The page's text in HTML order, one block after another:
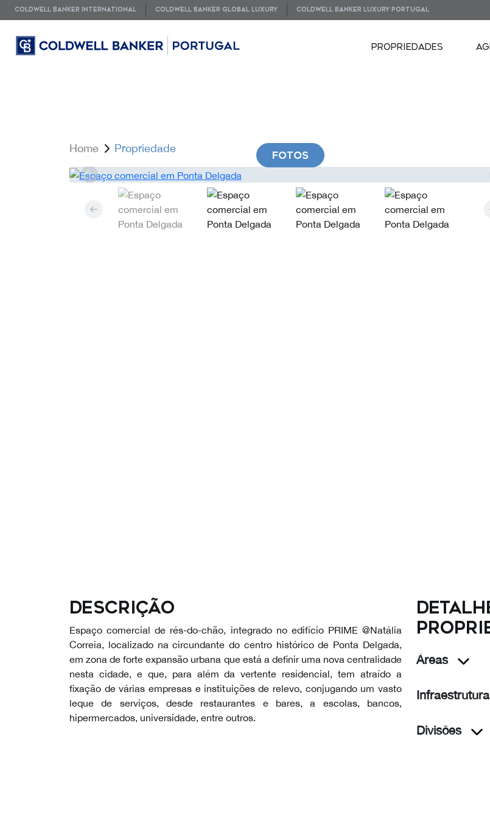
COLDWELL BANKER INTERNATIONAL COLDWELL BANKER GLOBAL LUXURY COLDWELL BANKER LUXURY PORTUGAL
PROPRIEDADES
Home Propriedade
FOTOS
Descrição
Espaço comercial de rés-do-chão, integrado no edifício PRIME @Natália
Correia, localizado na circundante do centro histórico de Ponta Delgada,
em zona de forte expansão urbana que está a definir uma nova centralidade
nesta cidade, e que, para além da vertente residencial, tem atraído a
fixação de várias empresas e instituições de relevo, conjugando um vasto
leque de serviços, desde restaurantes e bares, a escolas, bancos,
hipermercados, universidade, entre outros.
Áreas
Divisões